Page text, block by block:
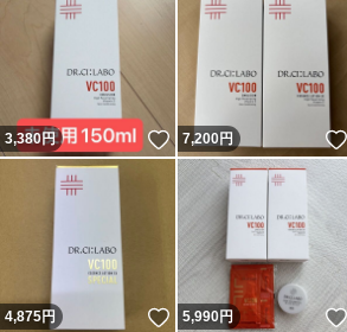
3,380円 いいね！
7,200円
4,875円 いいね！
5,990円